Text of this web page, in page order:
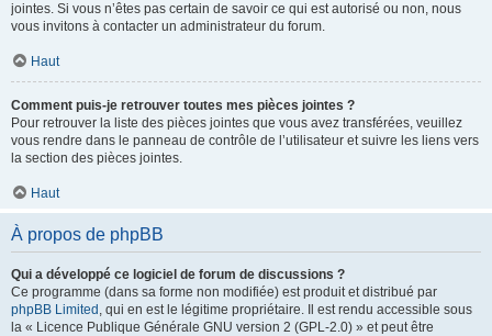
jointes. Si vous n’êtes pas certain de savoir ce qui est autorisé ou non, nous
vous invitons à contacter un administrateur du forum.
Haut
Comment puis-je retrouver toutes mes pièces jointes ?
Pour retrouver la liste des pièces jointes que vous avez transférées, veuillez
vous rendre dans le panneau de contrôle de l’utilisateur et suivre les liens vers
la section des pièces jointes.
Haut
À propos de phpBB
Qui a développé ce logiciel de forum de discussions ?
Ce programme (dans sa forme non modifiée) est produit et distribué par
phpBB Limited , qui en est le légitime propriétaire. Il est rendu accessible sous
la « Licence Publique Générale GNU version 2 (GPL-2.0) » et peut être